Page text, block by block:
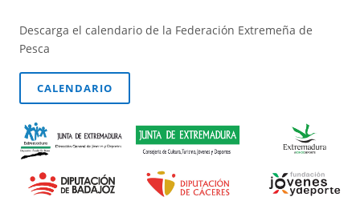
Descarga el calendario de la Federación Extremeña de
Pesca
CALENDARIO